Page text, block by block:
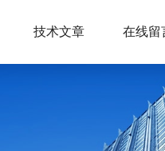
技术文章 在线留